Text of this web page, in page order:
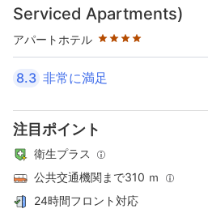
Serviced Apartments)
アパートホテル
8.3 非常に満足
注目ポイント
衛生プラス
公共交通機関まで310 ｍ
24時間フロント対応